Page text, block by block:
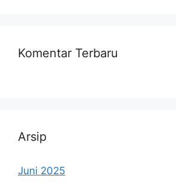
Komentar Terbaru
Arsip
Juni 2025